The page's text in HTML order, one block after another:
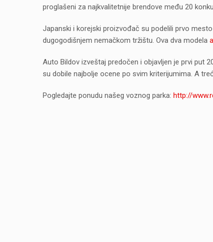
proglašeni za najkvalitetnije brendove među 20
Japanski i korejski proizvođač su podelili prvo
dugogodišnjem nemačkom tržištu. Ova dva modela
Auto Bildov izveštaj predočen i objavljen je prvi put
su dobile najbolje ocene po svim kriterijumima. A
Pogledajte ponudu našeg voznog parka: http://